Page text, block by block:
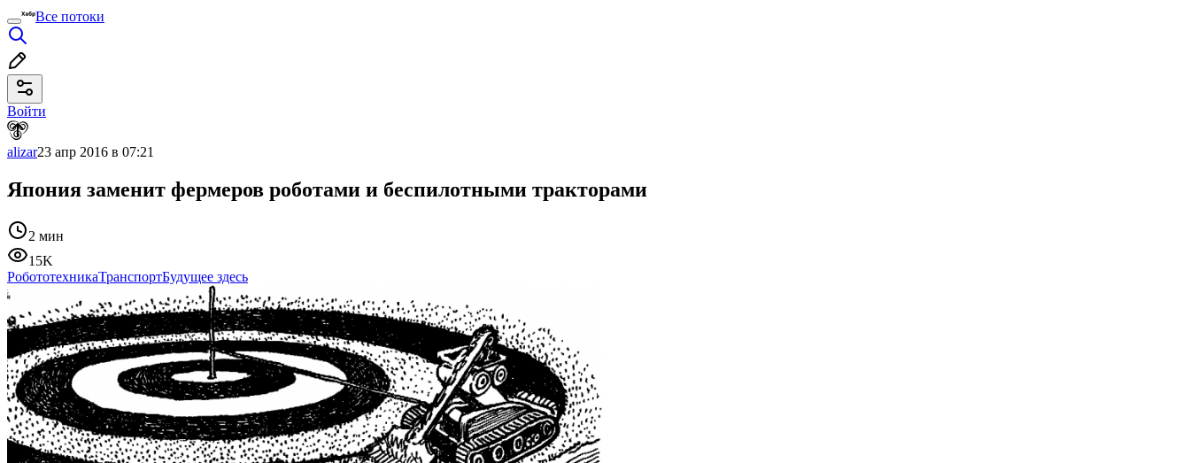
Все потоки
Войти
alizar23 апр 2016 в 07:21
Япония заменит фермеров роботами и беспилотными тракторами
2 мин
15K
РобототехникаТранспортБудущее здесь